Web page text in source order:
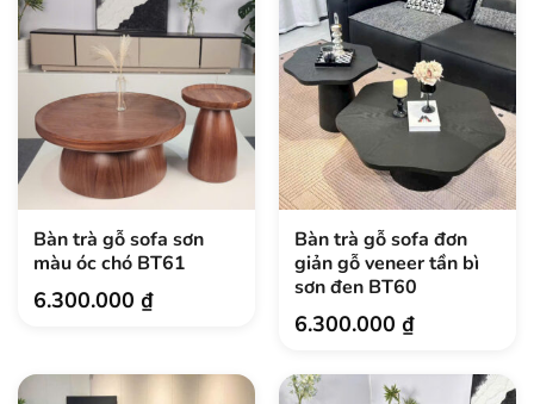
Bàn trà gỗ sofa sơn
màu óc chó BT61
6.300.000₫
Bàn trà gỗ sofa đơn
giản gỗ veneer tần bì
sơn đen BT60
6.300.000₫